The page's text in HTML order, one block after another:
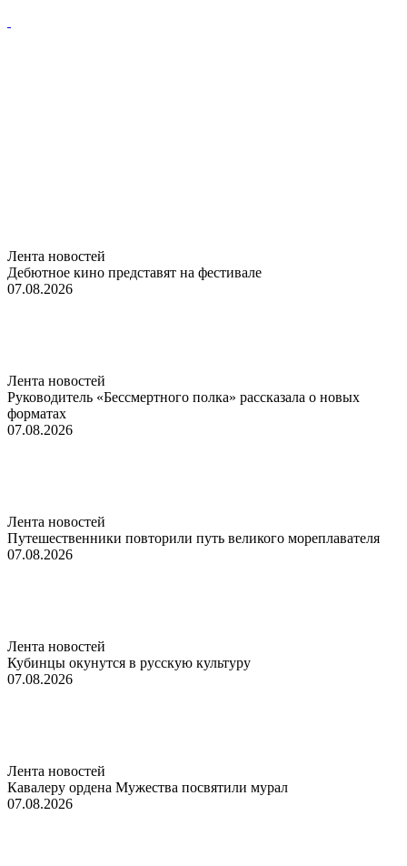
Лента новостей
Дебютное кино представят на фестивале
07.08.2026
Лента новостей
Руководитель «Бессмертного полка» рассказала о новых
форматах
07.08.2026
Лента новостей
Путешественники повторили путь великого мореплавателя
07.08.2026
Лента новостей
Кубинцы окунутся в русскую культуру
07.08.2026
Лента новостей
Кавалеру ордена Мужества посвятили мурал
07.08.2026